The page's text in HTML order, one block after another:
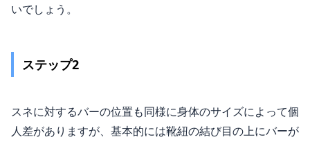
いでしょう。
ステップ2
スネに対するバーの位置も同様に身体のサイズによって個
人差がありますが、基本的には靴紐の結び目の上にバーが